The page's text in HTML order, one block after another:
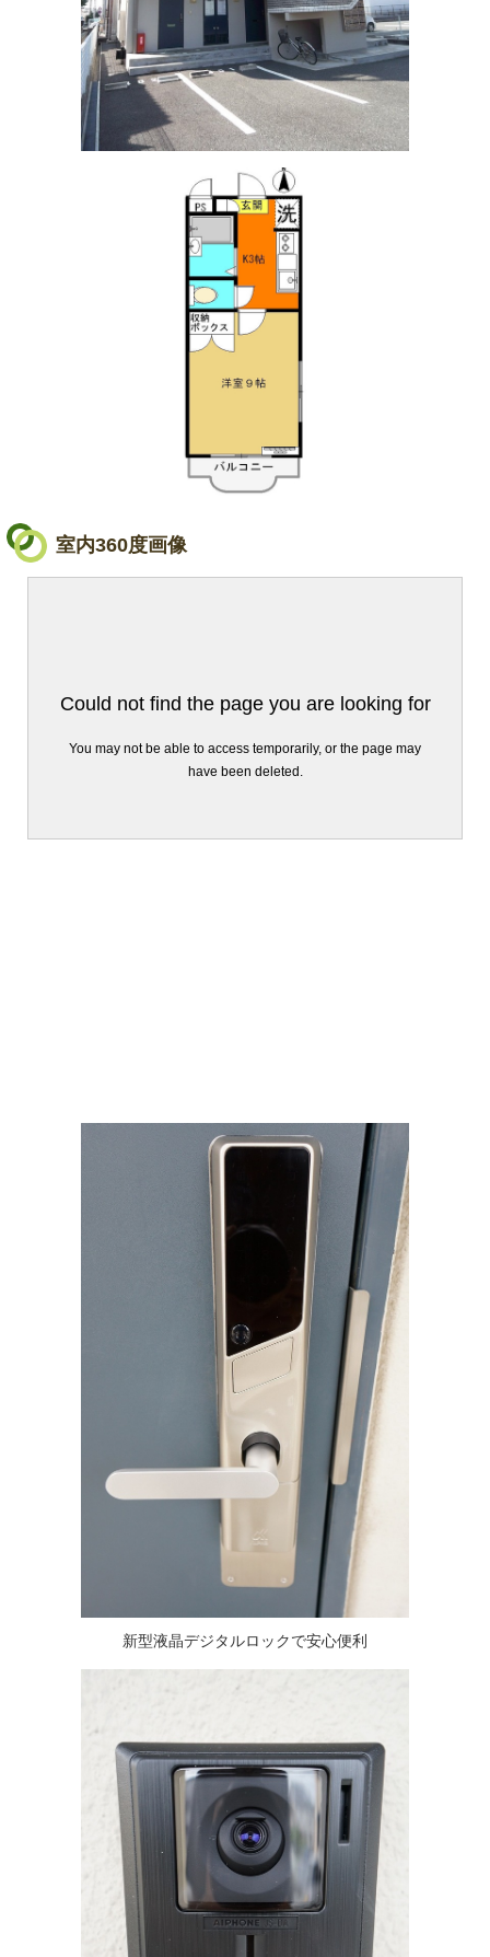
室内360度画像
新型液晶デジタルロックで安心便利